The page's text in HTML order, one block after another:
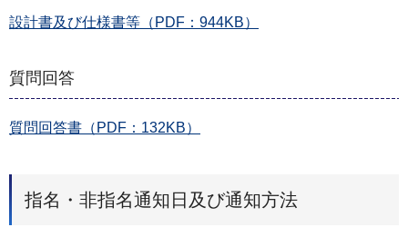
設計書及び仕様書等（PDF：944KB）
質問回答
質問回答書（PDF：132KB）
指名・非指名通知日及び通知方法